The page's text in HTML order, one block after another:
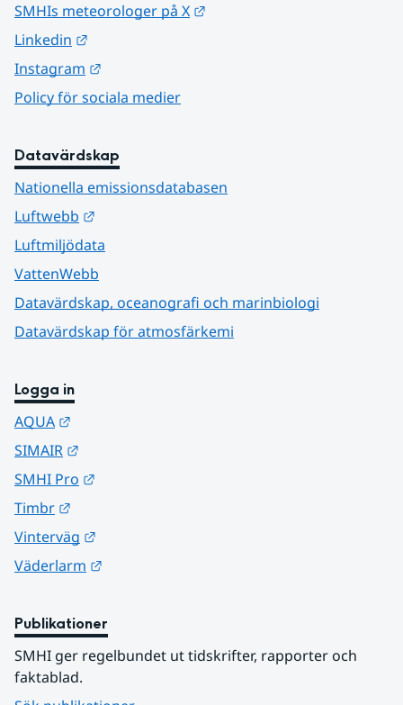
SMHIs meteorologer på X
Linkedin
Instagram
Policy för sociala medier
Datavärdskap
Nationella emissionsdatabasen
Luftwebb
Luftmiljödata
VattenWebb
Datavärdskap, oceanografi och marinbiologi
Datavärdskap för atmosfärkemi
Logga in
AQUA
SIMAIR
SMHI Pro
Timbr
Vinterväg
Väderlarm
Publikationer
SMHI ger regelbundet ut tidskrifter, rapporter och
faktablad.